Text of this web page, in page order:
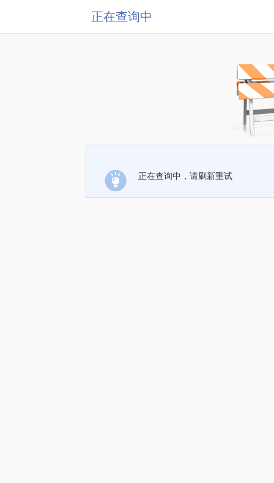
正在查询中
正在查询中，请刷新重试